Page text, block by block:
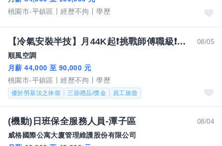
桃園市-平鎮區
經歷不拘 學歷
08/05
【冷氣安裝半技】月44K起❗挑戰師傅職級❗最高90K+
順風空調
月薪 44,000 至 90,000 元
桃園市-平鎮區
經歷不拘 學歷
優於勞基法之休假 三節禮品/獎金 員工旅遊
08/04
(機動)日班保全服務人員-潭子區
威格國際公寓大廈管理維護股份有限公司